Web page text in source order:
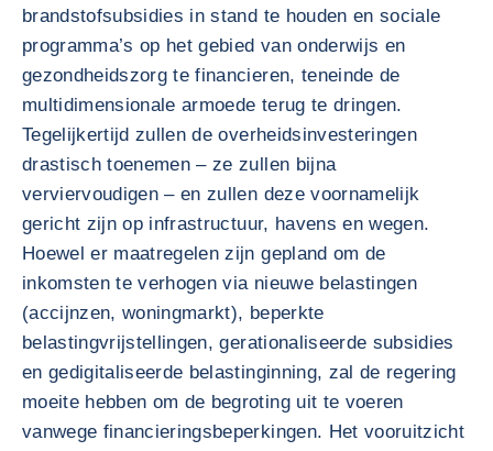
brandstofsubsidies in stand te houden en sociale
programma’s op het gebied van onderwijs en
gezondheidszorg te financieren, teneinde de
multidimensionale armoede terug te dringen.
Tegelijkertijd zullen de overheidsinvesteringen
drastisch toenemen – ze zullen bijna
verviervoudigen – en zullen deze voornamelijk
gericht zijn op infrastructuur, havens en wegen.
Hoewel er maatregelen zijn gepland om de
inkomsten te verhogen via nieuwe belastingen
(accijnzen, woningmarkt), beperkte
belastingvrijstellingen, gerationaliseerde subsidies
en gedigitaliseerde belastinginning, zal de regering
moeite hebben om de begroting uit te voeren
vanwege financieringsbeperkingen. Het vooruitzicht